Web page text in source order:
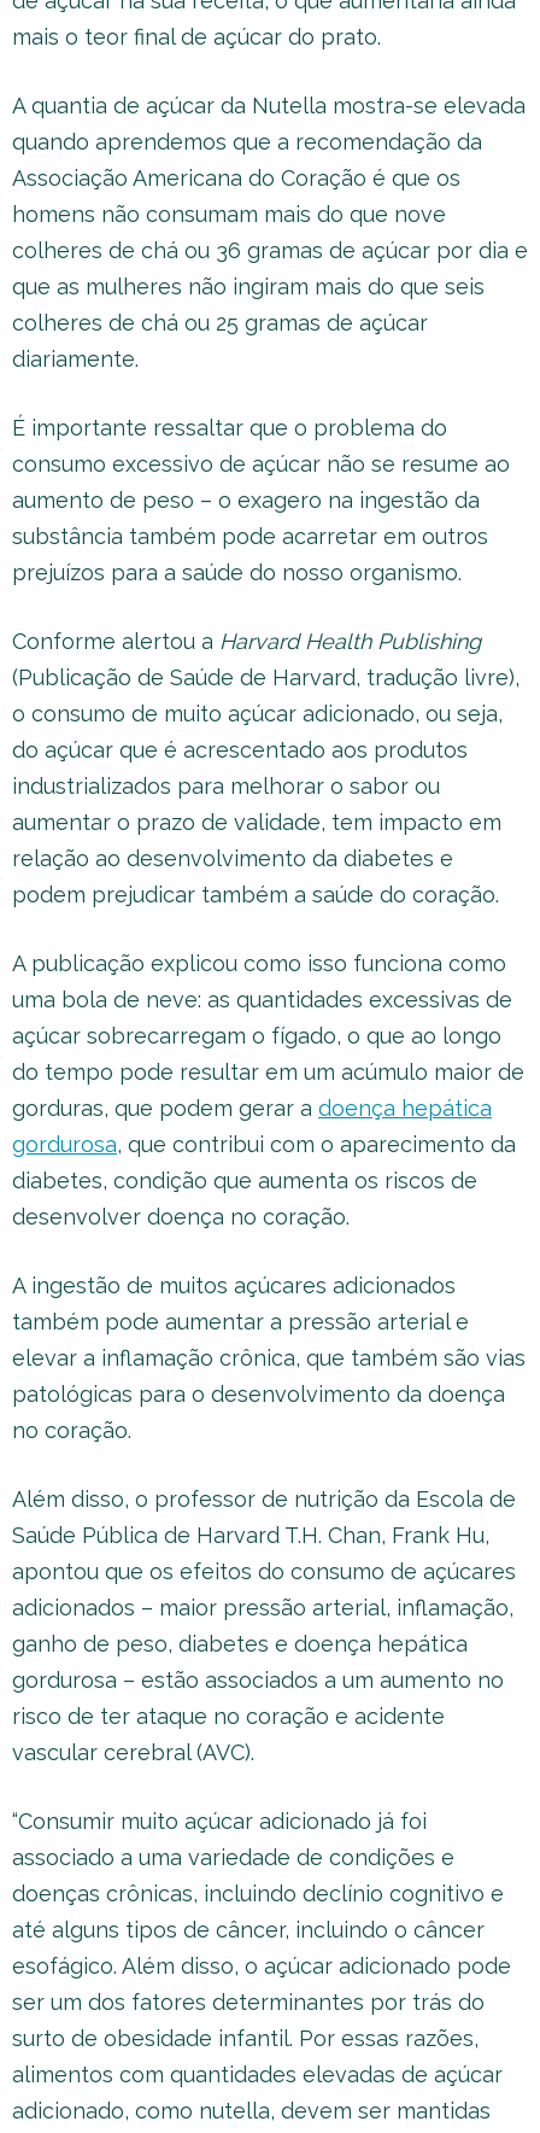
mais o teor final de açúcar do prato.
A quantia de açúcar da Nutella mostra-se elevada
quando aprendemos que a recomendação da
Associação Americana do Coração é que os
homens não consumam mais do que nove
colheres de chá ou 36 gramas de açúcar por dia e
que as mulheres não ingiram mais do que seis
colheres de chá ou 25 gramas de açúcar
diariamente.
É importante ressaltar que o problema do
consumo excessivo de açúcar não se resume ao
aumento de peso – o exagero na ingestão da
substância também pode acarretar em outros
prejuízos para a saúde do nosso organismo.
Conforme alertou a Harvard Health Publishing
(Publicação de Saúde de Harvard, tradução livre),
o consumo de muito açúcar adicionado, ou seja,
do açúcar que é acrescentado aos produtos
industrializados para melhorar o sabor ou
aumentar o prazo de validade, tem impacto em
relação ao desenvolvimento da diabetes e
podem prejudicar também a saúde do coração.
A publicação explicou como isso funciona como
uma bola de neve: as quantidades excessivas de
açúcar sobrecarregam o fígado, o que ao longo
do tempo pode resultar em um acúmulo maior de
gorduras, que podem gerar a doença hepática
gordurosa, que contribui com o aparecimento da
diabetes, condição que aumenta os riscos de
desenvolver doença no coração.
A ingestão de muitos açúcares adicionados
também pode aumentar a pressão arterial e
elevar a inflamação crônica, que também são vias
patológicas para o desenvolvimento da doença
no coração.
Além disso, o professor de nutrição da Escola de
Saúde Pública de Harvard T.H. Chan, Frank Hu,
apontou que os efeitos do consumo de açúcares
adicionados – maior pressão arterial, inflamação,
ganho de peso, diabetes e doença hepática
gordurosa – estão associados a um aumento no
risco de ter ataque no coração e acidente
vascular cerebral (AVC).
“Consumir muito açúcar adicionado já foi
associado a uma variedade de condições e
doenças crônicas, incluindo declínio cognitivo e
até alguns tipos de câncer, incluindo o câncer
esofágico. Além disso, o açúcar adicionado pode
ser um dos fatores determinantes por trás do
surto de obesidade infantil. Por essas razões,
alimentos com quantidades elevadas de açúcar
adicionado, como nutella, devem ser mantidas